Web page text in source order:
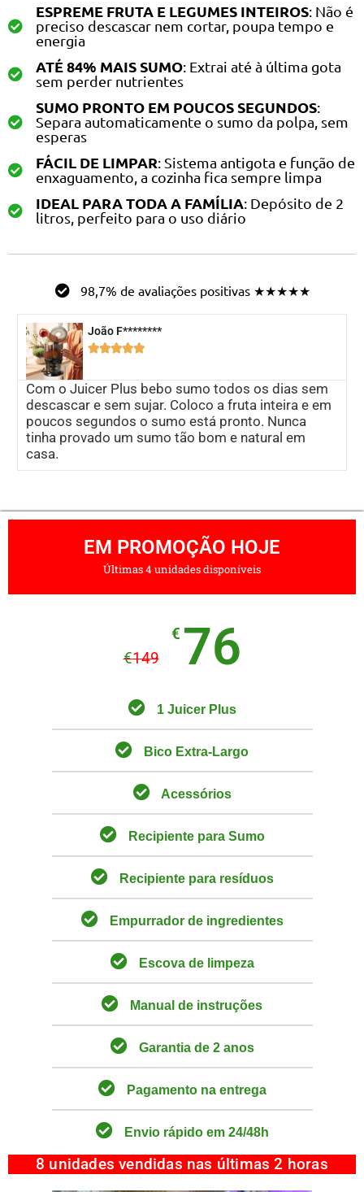
ESPREME FRUTA E LEGUMES INTEIROS: Não é
preciso descascar nem cortar, poupa tempo e
energia
ATÉ 84% MAIS SUMO: Extrai até à última gota
sem perder nutrientes
SUMO PRONTO EM POUCOS SEGUNDOS:
Separa automaticamente o sumo da polpa, sem
esperas
FÁCIL DE LIMPAR: Sistema antigota e função de
enxaguamento, a cozinha fica sempre limpa
IDEAL PARA TODA A FAMÍLIA: Depósito de 2
litros, perfeito para o uso diário
98,7% de avaliações positivas ★★★★★
João F********

Com o Juicer Plus bebo sumo todos os dias sem
descascar e sem sujar. Coloco a fruta inteira e em
poucos segundos o sumo está pronto. Nunca
tinha provado um sumo tão bom e natural em
casa.
EM PROMOÇÃO HOJE
Últimas 4 unidades disponíveis
€149
€ 76
1 Juicer Plus
Bico Extra-Largo
Acessórios
Recipiente para Sumo
Recipiente para resíduos
Empurrador de ingredientes
Escova de limpeza
Manual de instruções
Garantia de 2 anos
Pagamento na entrega
Envio rápido em 24/48h
8 unidades vendidas nas últimas 2 horas